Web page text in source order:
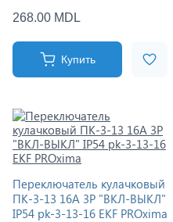
268.00 MDL
Купить
Переключатель кулачковый
ПК-3-13 16А 3P "ВКЛ-ВЫКЛ"
IP54 pk-3-13-16 EKF PROxima